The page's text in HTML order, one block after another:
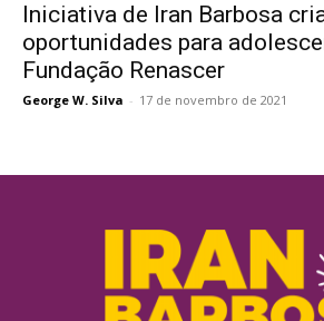
Iniciativa de Iran Barbosa
oportunidades para
Fundação Renascer
George W. Silva - 17 de novembro de 2021